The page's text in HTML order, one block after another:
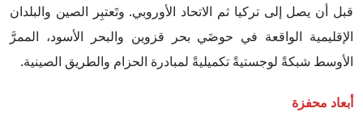
قبل أن يصل إلى تركيا ثم الاتحاد الأوروبي. وتَعتبِر الصين والبلدان
الإقليمية الواقعة في حوضَي بحر قزوين والبحر الأسود، الممرَّ
الأوسط شبكةً لوجستيةً تكميليةً لمبادرة الحزام والطريق الصينية.
أبعاد محفزة